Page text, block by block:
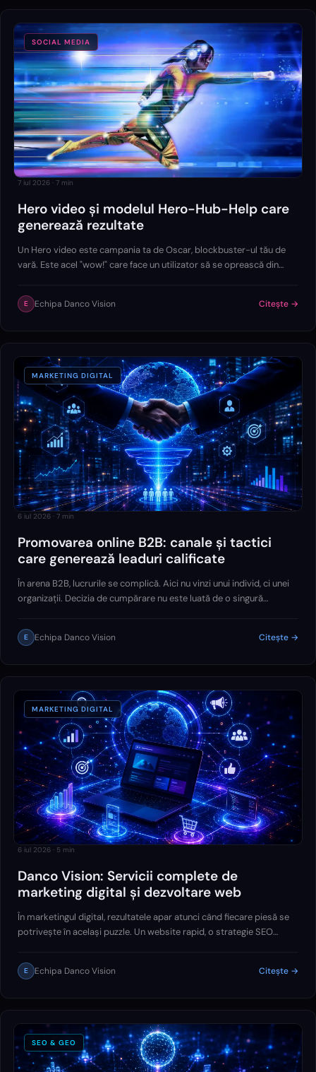
SOCIAL MEDIA
7 iul 2026 · 7 min
Hero video și modelul Hero-Hub-Help care
generează rezultate
Un Hero video este campania ta de Oscar, blockbuster-ul tău de
vară. Este acel "wow!" care face un utilizator să se oprească din
acum?".
E Echipa Danco Vision Citește →
MARKETING DIGITAL
6 iul 2026 · 7 min
Promovarea online B2B: canale și tactici
care generează leaduri calificate
În arena B2B, lucrurile se complică. Aici nu vinzi unui individ, ci unei
organizații. Decizia de cumpărare nu este luată de o singură
marketing drept Decision-Making Unit (DMU).
E Echipa Danco Vision Citește →
MARKETING DIGITAL
6 iul 2026 · 5 min
Danco Vision: Servicii complete de
marketing digital și dezvoltare web
În marketingul digital, rezultatele apar atunci când fiecare piesă se
potrivește în același puzzle. Un website rapid, o strategie SEO
social media contribuie împreună la creșterea vizibilității și a
performanței unui business.
E Echipa Danco Vision Citește →
SEO & GEO